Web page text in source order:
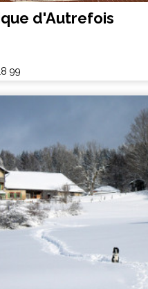
d'Autrefois
99